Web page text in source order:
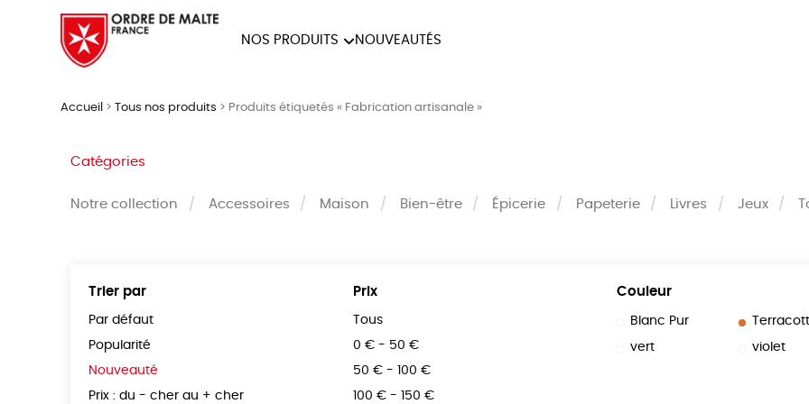
NOS PRODUITS NOUVEAUTÉS
Accueil >Tous nos produits > Produits étiquetés « Fabrication artisanale »
Catégories
Notre collection Accessoires Maison Bien-être Épicerie Papeterie Livres Jeux
Trier par
Par défaut
Popularité
Nouveauté
Prix : du - cher au + cher
Prix
Tous
0 € - 50 €
50 € - 100 €
100 € - 150 €
Couleur
Blanc Pur
vert violet